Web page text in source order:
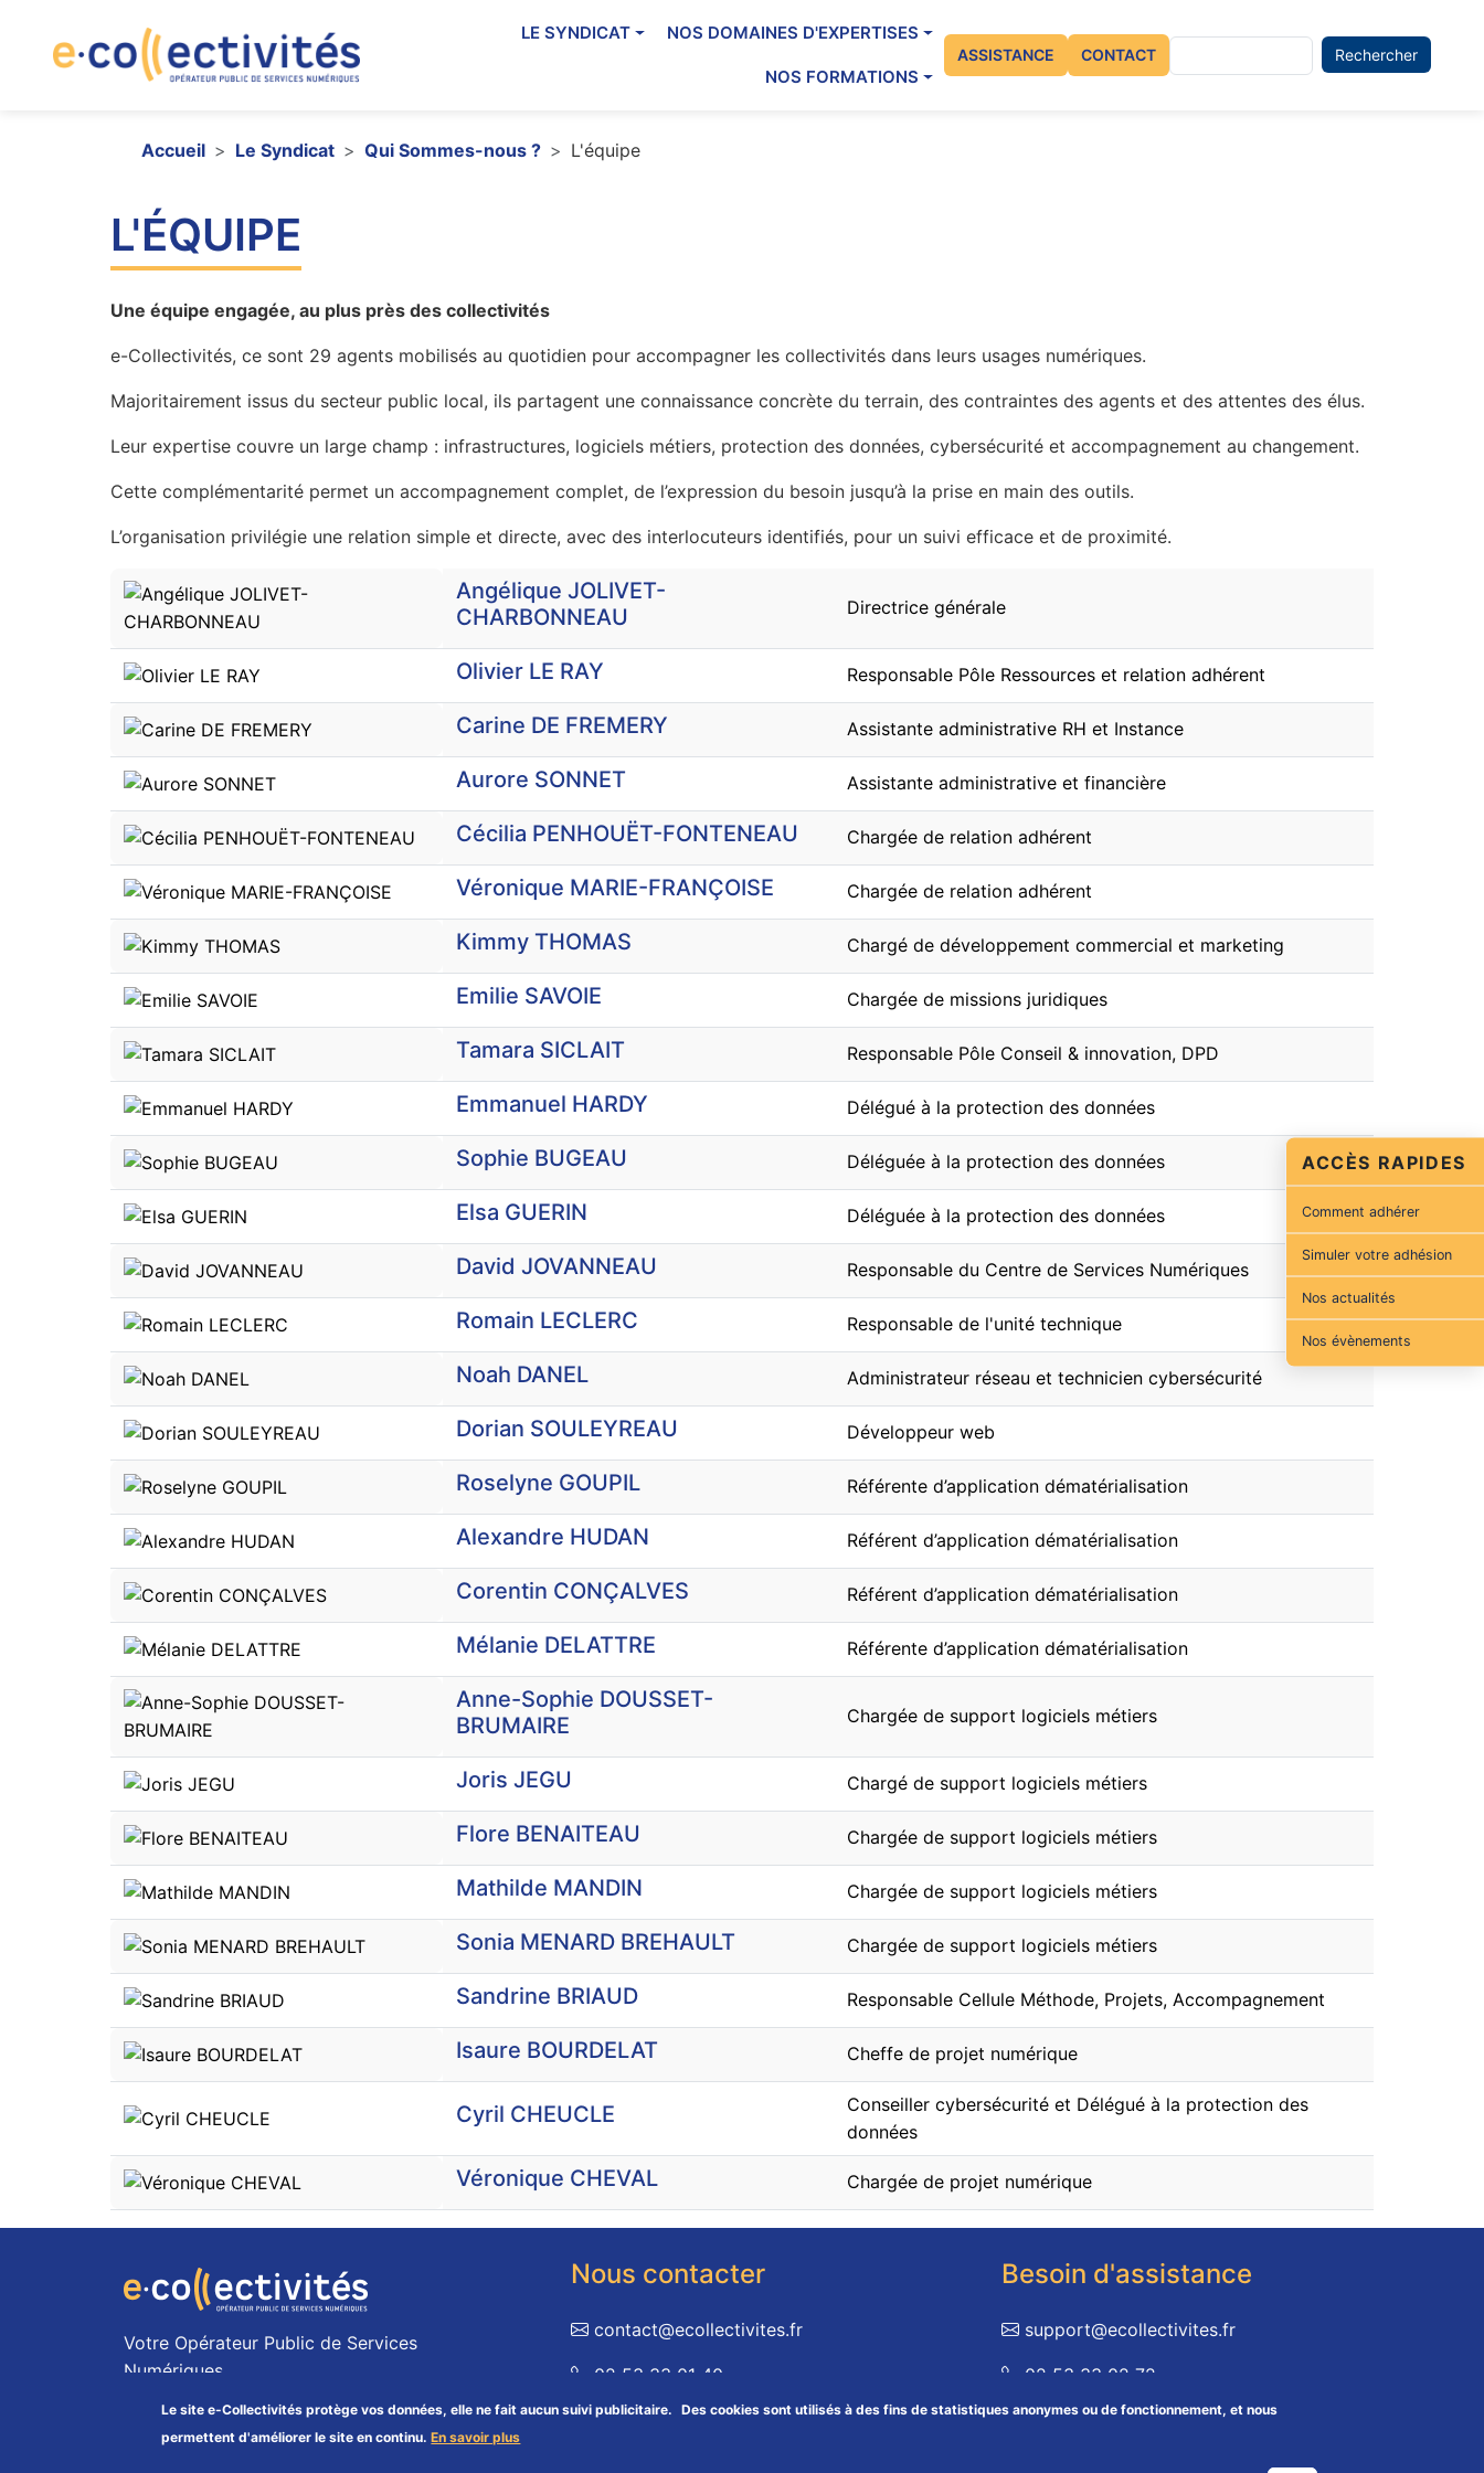
Navigation principale
LE SYNDICAT NOS DOMAINES D'EXPERTISES
NOS FORMATIONS
Menu du compte de l'utilisateur
ASSISTANCE CONTACT Rechercher
ACCÈS RAPIDES
Comment adhérer
Simuler votre adhésion
Nos actualités
Nos évènements
Fil d'Ariane
Accueil Le Syndicat Qui Sommes-nous ? L'équipe
L'ÉQUIPE
Une équipe engagée, au plus près des collectivités
e-Collectivités, ce sont 29 agents mobilisés au quotidien pour accompagner les collectivités dans leurs usages numériques.
Majoritairement issus du secteur public local, ils partagent une connaissance concrète du terrain, des contraintes des agents et des attentes des élus.
Leur expertise couvre un large champ : infrastructures, logiciels métiers, protection des données, cybersécurité et accompagnement au changement.
Cette complémentarité permet un accompagnement complet, de l’expression du besoin jusqu’à la prise en main des outils.
L’organisation privilégie une relation simple et directe, avec des interlocuteurs identifiés, pour un suivi efficace et de proximité.
Vue
Angélique JOLIVET-
CHARBONNEAU
Directrice générale
Olivier LE RAY Responsable Pôle Ressources et relation adhérent
Carine DE FREMERY Assistante administrative RH et Instance
Aurore SONNET Assistante administrative et financière
Cécilia PENHOUËT-FONTENEAU Chargée de relation adhérent
Véronique MARIE-FRANÇOISE Chargée de relation adhérent
Kimmy THOMAS Chargé de développement commercial et marketing
Emilie SAVOIE Chargée de missions juridiques
Tamara SICLAIT Responsable Pôle Conseil & innovation, DPD
Emmanuel HARDY Délégué à la protection des données
Sophie BUGEAU Déléguée à la protection des données
Elsa GUERIN Déléguée à la protection des données
David JOVANNEAU Responsable du Centre de Services Numériques
Romain LECLERC Responsable de l'unité technique
Noah DANEL Administrateur réseau et technicien cybersécurité
Dorian SOULEYREAU Développeur web
Roselyne GOUPIL Référente d’application dématérialisation
Alexandre HUDAN Référent d’application dématérialisation
Corentin CONÇALVES Référent d’application dématérialisation
Mélanie DELATTRE Référente d’application dématérialisation
Anne-Sophie DOUSSET-
BRUMAIRE
Chargée de support logiciels métiers
Joris JEGU Chargé de support logiciels métiers
Flore BENAITEAU Chargée de support logiciels métiers
Mathilde MANDIN Chargée de support logiciels métiers
Sonia MENARD BREHAULT Chargée de support logiciels métiers
Sandrine BRIAUD Responsable Cellule Méthode, Projets, Accompagnement
Isaure BOURDELAT Cheffe de projet numérique
Cyril CHEUCLE
Conseiller cybersécurité et Délégué à la protection des
données
Véronique CHEVAL Chargée de projet numérique
Votre Opérateur Public de Services
Numériques
en Pays de la Loire
Nous contacter
contact@ecollectivites.fr
02 53 33 01 40
65 rue Képler, 85000 La Roche-sur-Yon
Besoin d'assistance
support@ecollectivites.fr
02 53 33 02 72
Du lundi au vendredi de 9h à 12h30 et de 14h à
Le site e-Collectivités protège vos données, elle ne fait aucun suivi publicitaire.
Des cookies sont utilisés à des fins de statistiques anonymes ou de fonctionnement, et nous
permettent d'améliorer le site en continu.En savoir plus